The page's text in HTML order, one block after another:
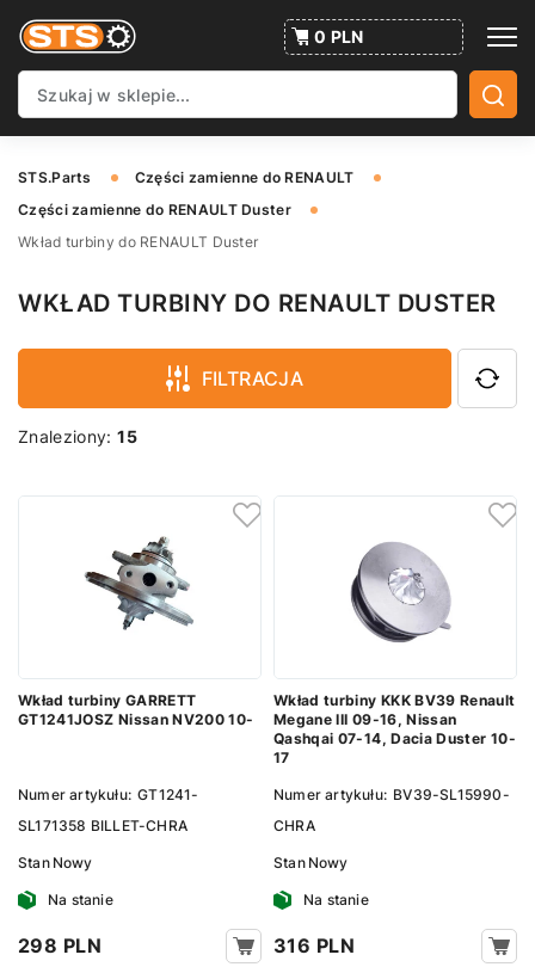
0 PLN
STS.Parts
Części zamienne do RENAULT
Części zamienne do RENAULT Duster
Wkład turbiny do RENAULT Duster
WKŁAD TURBINY DO RENAULT DUSTER
FILTRACJA
Znaleziony:15
Wkład turbiny GARRETT
GT1241JOSZ Nissan NV200 10-
Numer artykułu: GT1241-
SL171358 BILLET-CHRA
Stan Nowy
Na stanie
298 PLN
Wkład turbiny KKK BV39 Renault
Megane III 09-16, Nissan
Qashqai 07-14, Dacia Duster 10-
17
Numer artykułu: BV39-SL15990-
CHRA
Stan Nowy
Na stanie
316 PLN